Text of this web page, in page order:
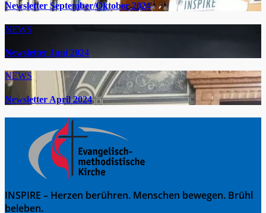
Newsletter September/Oktober 2024
NEWS
Newsletter Juni 2024
NEWS
Newsletter April 2024
INSPIRE – Herzen berühren. Menschen bewegen. Brühl
beleben.